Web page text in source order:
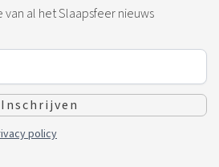
al het Slaapsfeer nieuws
policy